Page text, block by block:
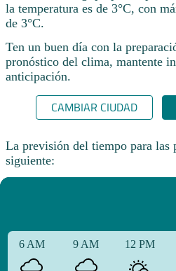
la temperatura es de 3°C, con
de 3°C.
Ten un buen día con la
pronóstico del clima, mantente
anticipación.​
CAMBIAR CIUDAD
La previsión del tiempo para las
siguiente:
6 AM 9 AM 12 PM